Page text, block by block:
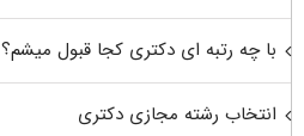
با چه رتبه ای دکتری کجا قبول میشم؟
انتخاب رشته مجازی دکتری